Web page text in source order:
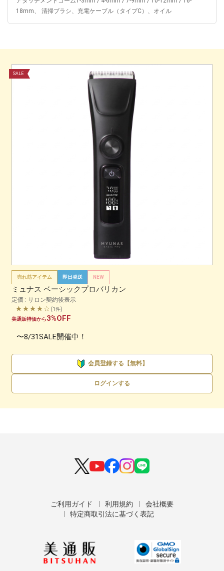
18mm、 清掃ブラシ、充電ケーブル（タイプC）、オイル
SALE
売れ筋アイテム 即日発送 NEW
ミュナス ベーシックプロバリカン
定価 : サロン契約後表示
★★★★☆ (1件)
美通販特価から3%OFF
〜8/31SALE開催中！
会員登録する【無料】
ログインする
ご利用ガイド 利用規約
会社概要
特定商取引法に基づく表記